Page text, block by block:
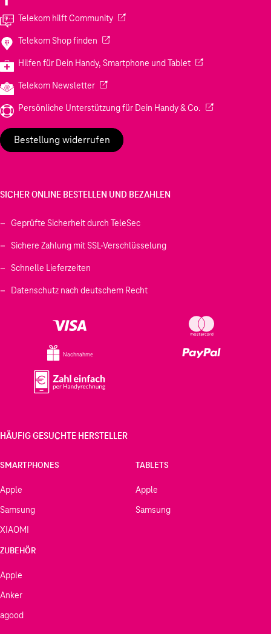
Telekom hilft Community(Wird in einem neuen Tab geöffnet)
Telekom Shop finden (Wird in einem neuen Tab geöffnet)
Hilfen für Dein Handy, Smartphone und Tablet(Wird in einem
Telekom Newsletter(Wird in einem neuen Tab geöffnet)
Persönliche Unterstützung für Dein Handy & Co. (Wird in einem
Bestellung widerrufen
SICHER ONLINE BESTELLEN UND BEZAHLEN
Geprüfte Sicherheit durch TeleSec
Sichere Zahlung mit SSL-Verschlüsselung
Schnelle Lieferzeiten
Datenschutz nach deutschem Recht
Nachnahme
HÄUFIG GESUCHTE HERSTELLER
SMARTPHONES
Apple
Samsung
XIAOMI
TABLETS
Apple
Samsung
ZUBEHÖR
Apple
Anker
agood